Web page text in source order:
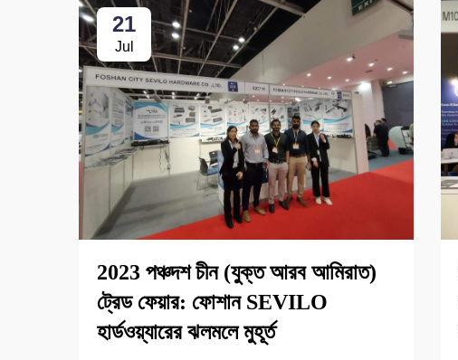
21
Jul
2023 পঞ্চদশ চীন (যুক্ত আরব আমিরাত)
ট্রেড ফেয়ার: ফোশান SEVILO
হার্ডওয়্যারের ঝলমলে মুহূর্ত